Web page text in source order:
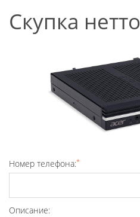
Скупка
Номер телефона:*
Описание: